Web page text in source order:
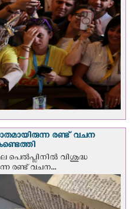
രണ്ട് വചന
പെൽപ്ലിനില്‍ വിശുദ്ധ
രണ്ട് വചന...